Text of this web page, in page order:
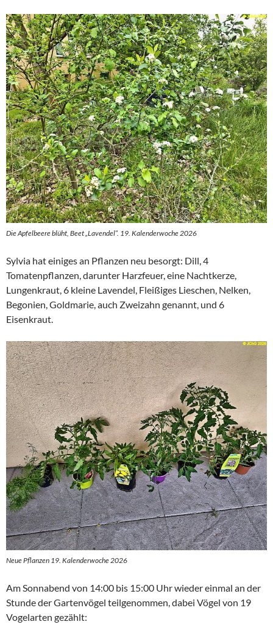
Die Apfelbeere blüht, Beet „Lavendel“. 19. Kalenderwoche 2026
Sylvia hat einiges an Pflanzen neu besorgt: Dill, 4
Tomatenpflanzen, darunter Harzfeuer, eine Nachtkerze,
Lungenkraut, 6 kleine Lavendel, Fleißiges Lieschen, Nelken,
Begonien, Goldmarie, auch Zweizahn genannt, und 6
Eisenkraut.
Neue Pflanzen 19. Kalenderwoche 2026
Am Sonnabend von 14:00 bis 15:00 Uhr wieder einmal an der
Stunde der Gartenvögel teilgenommen, dabei Vögel von 19
Vogelarten gezählt: